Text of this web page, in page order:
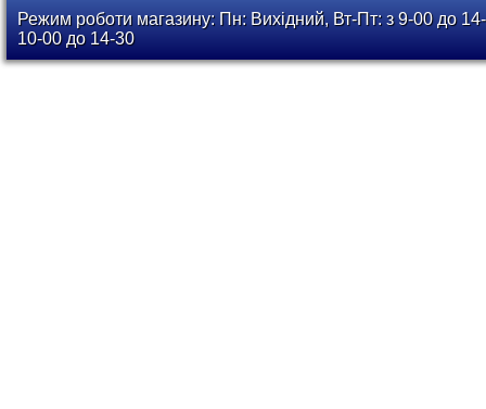
Режим роботи магазину: Пн: Вихідний, Вт-Пт: з 9-00 до
10-00 до 14-30